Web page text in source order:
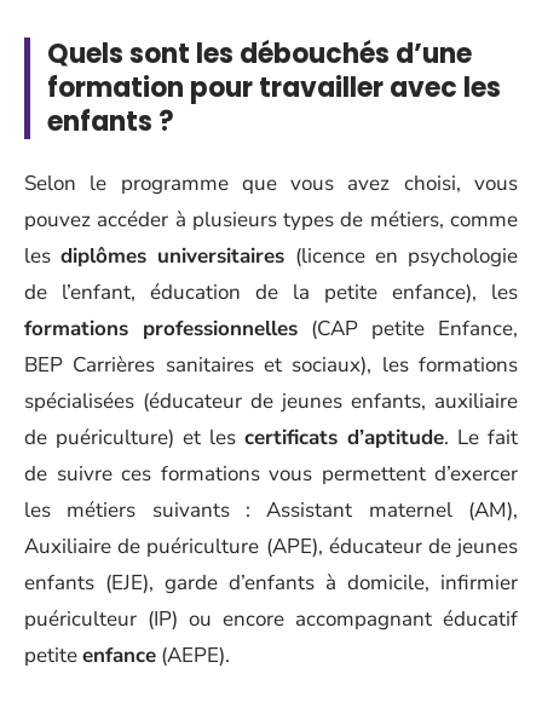
Quels sont les débouchés d’une
formation pour travailler avec les
enfants ?
Selon le programme que vous avez choisi, vous
pouvez accéder à plusieurs types de métiers, comme
lesdiplômes universitaires (licence en psychologie
de l’enfant, éducation de la petite enfance), les
formations professionnelles (CAP petite Enfance,
BEP Carrières sanitaires et sociaux), les formations
spécialisées (éducateur de jeunes enfants, auxiliaire
de puériculture) et les certificats d’aptitude. Le fait
de suivre ces formations vous permettent d’exercer
les métiers suivants : Assistant maternel (AM),
Auxiliaire de puériculture (APE), éducateur de jeunes
enfants (EJE), garde d’enfants à domicile, infirmier
puériculteur (IP) ou encore accompagnant éducatif
petiteenfance (AEPE).